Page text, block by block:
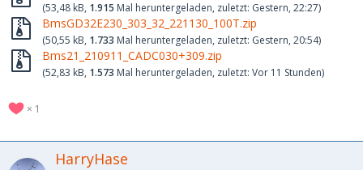
(53,48 kB, 1.915 Mal heruntergeladen, zuletzt: Gestern, 22:27)
BmsGD32E230_303_32_221130_100T.zip
(50,55 kB, 1.733 Mal heruntergeladen, zuletzt: Gestern, 20:54)
Bms21_210911_CADC030+309.zip
(52,83 kB, 1.573 Mal heruntergeladen, zuletzt: Vor 11 Stunden)
1
HarryHase